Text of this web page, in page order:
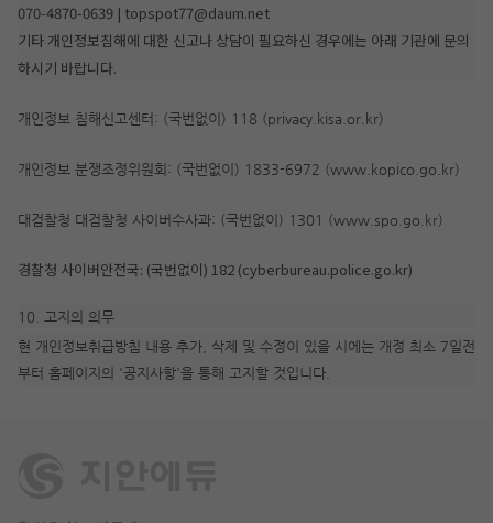
070-4870-0639 | topspot77@daum.net
기타 개인정보침해에 대한 신고나 상담이 필요하신 경우에는 아래 기관에 문의
하시기 바랍니다.
개인정보 침해신고센터: (국번없이) 118 (privacy.kisa.or.kr)
개인정보 분쟁조정위원회: (국번없이) 1833-6972 (www.kopico.go.kr)
대검찰청 대검찰청 사이버수사과: (국번없이) 1301 (www.spo.go.kr)
경찰청 사이버안전국: (국번없이) 182 (cyberbureau.police.go.kr)
10. 고지의 의무
현 개인정보취급방침 내용 추가, 삭제 및 수정이 있을 시에는 개정 최소 7일전
부터 홈페이지의 '공지사항'을 통해 고지할 것입니다.